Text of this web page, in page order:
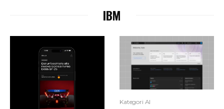
IBM
Kategori AI